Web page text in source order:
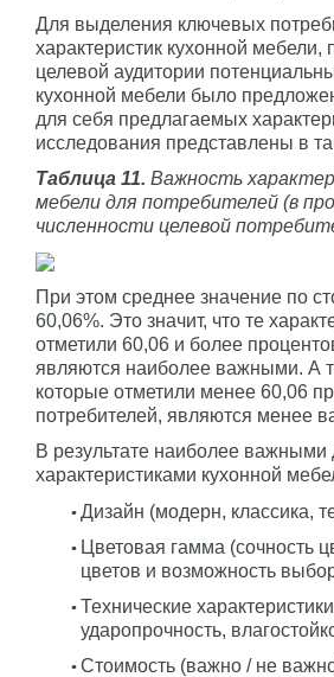
Для выделения ключевых
характеристик кухонной мебели,
целевой аудитории
кухонной мебели было
для себя предлагаемых
исследования представлены в
Таблица 11. Важность
мебели для потребителей (в
численности целевой
При этом среднее значение по
60,06%. Это значит, что те
отметили 60,06 и более
являются наиболее важными. А
которые отметили менее 60,06
потребителей, являются менее
В результате наиболее важными
характеристиками кухонной
Дизайн (модерн, классика,
Цветовая гамма (сочность
цветов и возможность
Технические
ударопрочность,
Стоимость (важно / не